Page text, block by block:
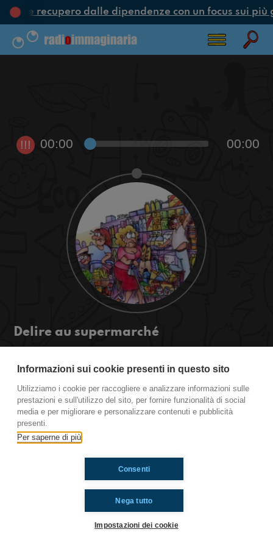
e recupero dalle dipendenze con un focus sui più
!!! 00:00 00:00
Delire au supermarché
situations vraiment perturbantes? Ou encore de
Alors écoutez ici! #TousLesMemes
Ti è piaciuto? Condividilo!
Informazioni sui cookie presenti in questo sito
Utilizziamo i cookie per raccogliere e analizzare informazioni sulle
prestazioni e sull'utilizzo del sito, per fornire funzionalità di social
media e per migliorare e personalizzare contenuti e pubblicità
presenti.
Per saperne di più
Nega tutto
Consenti
Impostazioni dei cookie